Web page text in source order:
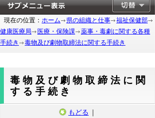
現在の位置： ホーム 県の組織と仕事
福祉保健部
健康医療局
医療・保険課
薬事・毒劇に関する各種
手続き
毒物及び劇物取締法に関する手続き
毒物及び劇物取締法に関
する手続き
もどる ｜